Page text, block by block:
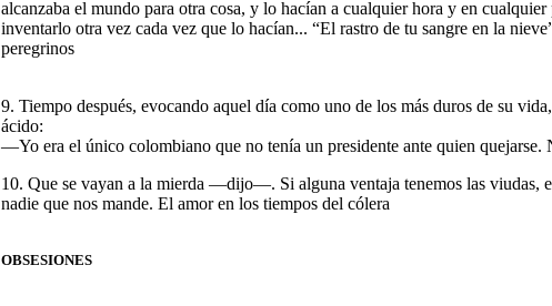
alcanzaba el mundo para otra cosa, y lo hacían a cualquier hora y en cualquier
inventarlo otra vez cada vez que lo hacían... “El rastro de tu sangre en la
peregrinos
9. Tiempo después, evocando aquel día como uno de los más duros de su
ácido:
—Yo era el único colombiano que no tenía un presidente ante quien quejarse.
10. Que se vayan a la mierda —dijo—. Si alguna ventaja tenemos las viudas,
nadie que nos mande. El amor en los tiempos del cólera
OBSESIONES